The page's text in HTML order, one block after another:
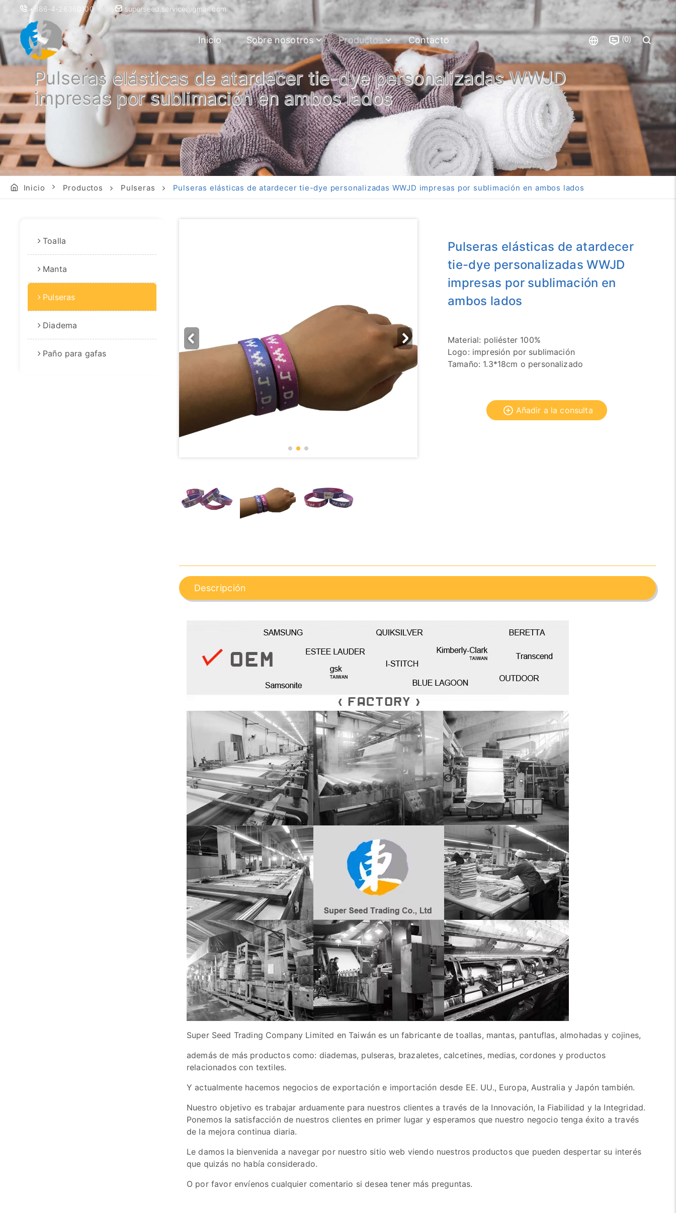
+886-4-26360100 superseed.service@gmail.com
Inicio Sobre nosotros Productos Contacto 0
Pulseras elásticas de atardecer tie-dye personalizadas WWJD
impresas por sublimación en ambos lados
Inicio Productos Pulseras Pulseras elásticas de atardecer tie-dye personalizadas WWJD impresas por sublimación en ambos lados
Toalla
Manta
Pulseras
Diadema
Paño para gafas
Pulseras elásticas de atardecer
tie-dye personalizadas WWJD
impresas por sublimación en
ambos lados
Material: poliéster 100%
Logo: impresión por sublimación
Tamaño: 1.3*18cm o personalizado
Añadir a la consulta
Descripción
Super Seed Trading Company Limited en Taiwán es un fabricante de toallas, mantas, pantuflas, almohadas y cojines,
además de más productos como: diademas, pulseras, brazaletes, calcetines, medias, cordones y productos
relacionados con textiles.
Y actualmente hacemos negocios de exportación e importación desde EE. UU., Europa, Australia y Japón también.
Nuestro objetivo es trabajar arduamente para nuestros clientes a través de la Innovación, la Fiabilidad y la Integridad.
Ponemos la satisfacción de nuestros clientes en primer lugar y esperamos que nuestro negocio tenga éxito a través
de la mejora continua diaria.
Le damos la bienvenida a navegar por nuestro sitio web viendo nuestros productos que pueden despertar su interés
que quizás no había considerado.
O por favor envíenos cualquier comentario si desea tener más preguntas.